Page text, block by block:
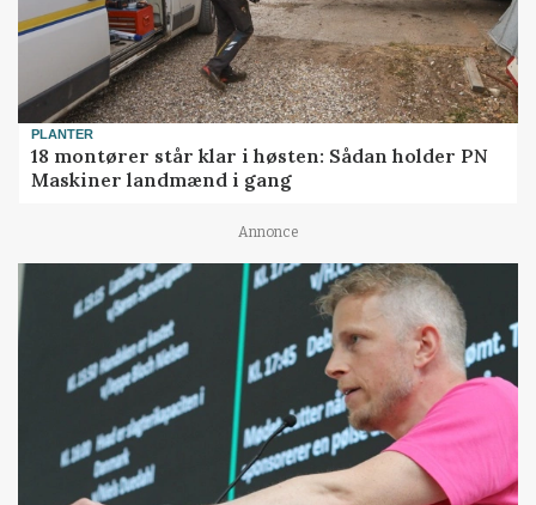
PLANTER
18 montører står klar i høsten: Sådan holder PN
Maskiner landmænd i gang
Annonce